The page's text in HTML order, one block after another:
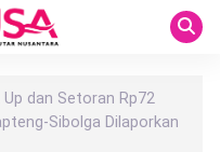
Up dan Setoran Rp72
Sibolga Dilaporkan